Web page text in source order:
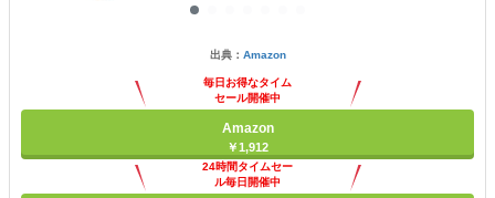
出典： Amazon
毎日お得なタイム
セール開催中
Amazon
￥1,912
24時間タイムセー
ル毎日開催中